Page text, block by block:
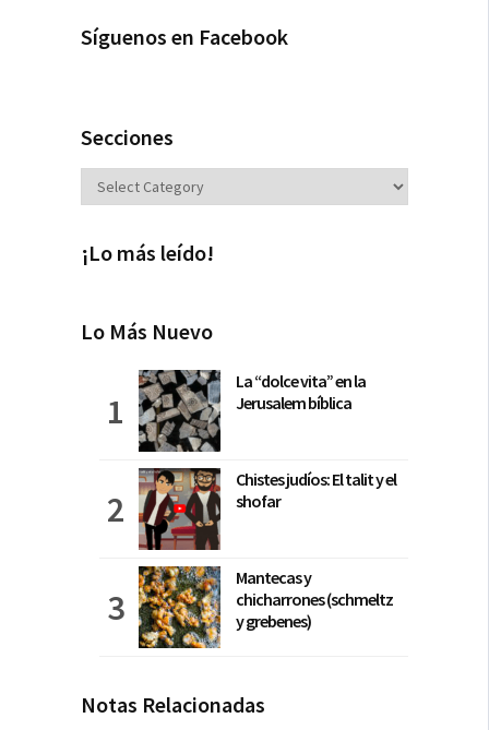
Síguenos en Facebook
Secciones
Secciones
¡Lo más leído!
Lo Más Nuevo
La “dolce vita” en la
Jerusalem bíblica
Chistes judíos: El talit y el
shofar
Mantecas y
chicharrones (schmeltz
y grebenes)
Notas Relacionadas